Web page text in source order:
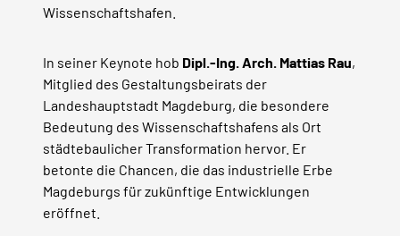
Wissenschaftshafen.
In seiner Keynote hob Dipl.-Ing. Arch. Mattias Rau,
Mitglied des Gestaltungsbeirats der
Landeshauptstadt Magdeburg, die besondere
Bedeutung des Wissenschaftshafens als Ort
städtebaulicher Transformation hervor. Er
betonte die Chancen, die das industrielle Erbe
Magdeburgs für zukünftige Entwicklungen
eröffnet.